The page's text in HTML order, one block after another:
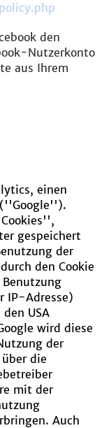
den
Nutzerkonto
aus Ihrem
einen
(''Google'').
gespeichert
der
den Cookie
IP-Adresse)
USA
wird diese
der
die
mit der
Auch